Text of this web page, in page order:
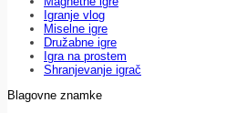
Igranje vlog
Miselne igre
Družabne igre
Igra na prostem
Shranjevanje igrač
Blagovne znamke